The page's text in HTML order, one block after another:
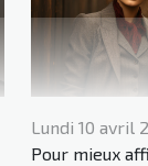
Lundi 10 avril
Pour mieux